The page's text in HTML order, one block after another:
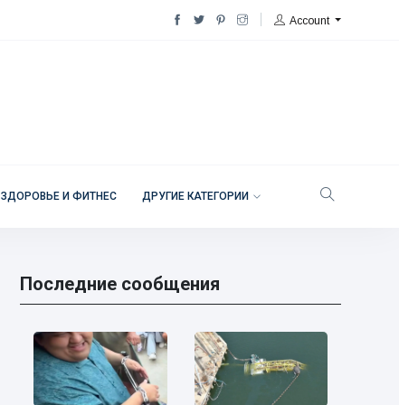
Account
ЗДОРОВЬЕ И ФИТНЕС ДРУГИЕ КАТЕГОРИИ
Последние сообщения